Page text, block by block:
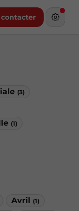
contacter
(3)
(1)
Avril (1)